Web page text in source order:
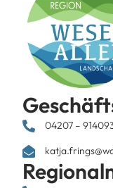
04207 –